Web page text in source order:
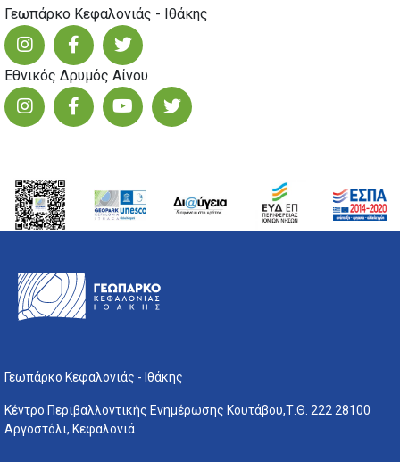
Γεωπάρκο Κεφαλονιάς - Ιθάκης
Εθνικός Δρυμός Αίνου
Γεωπάρκο Κεφαλονιάς - Ιθάκης
Κέντρο Περιβαλλοντικής Ενημέρωσης Κουτάβου,Τ.Θ. 222 28100
Αργοστόλι, Κεφαλονιά